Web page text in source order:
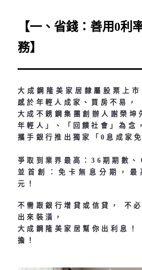
【一、省錢：善用0利
務】
大成鋼隆美家居隸屬股票上
感於年輕人成家、買房不易
大成不銹鋼集團創辦人謝榮坤
年輕人」、「回饋社會」為
攜手銀行推出獨家「0息成家
爭取到業界最高：36期期數
並首創：免卡無息分期，最
元！
不需跟銀行增貸或信貸， 不
出來裝潢，
大成鋼隆美家居幫你出利息！
擔！